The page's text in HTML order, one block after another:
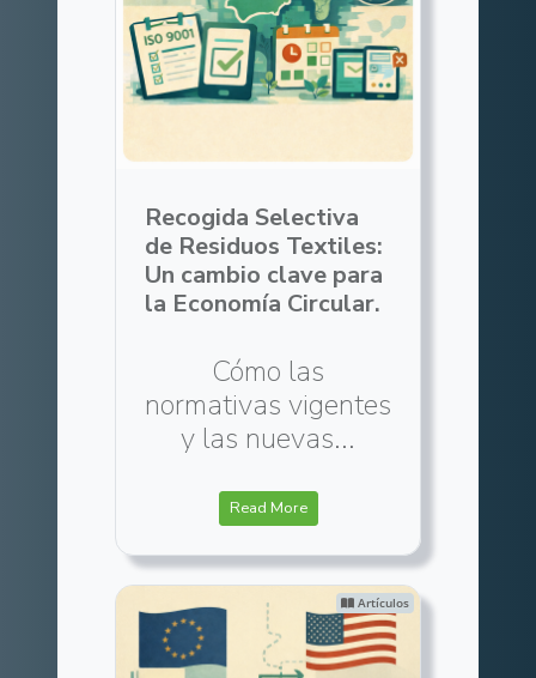
Recogida Selectiva
de Residuos Textiles:
Un cambio clave para
la Economía Circular.
Cómo las
normativas vigentes
y las nuevas...
Read More
Artículos